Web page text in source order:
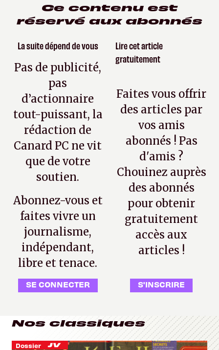
Ce contenu est
réservé aux abonnés
La suite dépend de vous
Pas de publicité,
pas
d’actionnaire
tout-puissant, la
rédaction de
Canard PC ne vit
que de votre
soutien.
Abonnez-vous et
faites vivre un
journalisme,
indépendant,
libre et tenace.
SE CONNECTER
Lire cet article
gratuitement
Faites vous offrir
des articles par
vos amis
abonnés ! Pas
d'amis ?
Chouinez auprès
des abonnés
pour obtenir
gratuitement
accès aux
articles !
S'INSCRIRE
Nos classiques
Dossier